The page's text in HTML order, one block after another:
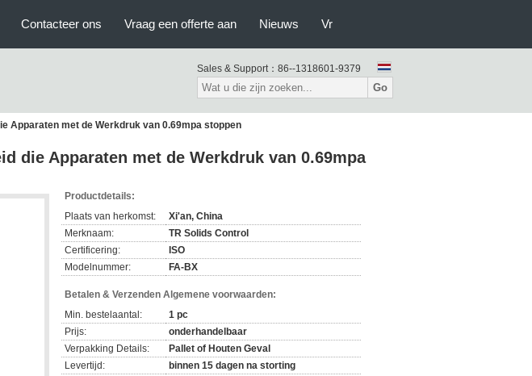
Contacteer ons Vraag een offerte aan Nieuws Vr
Sales & Support： 86--1318601-9379
Go
Apparaten met de Werkdruk van 0.69mpa stoppen
die Apparaten met de Werkdruk van 0.69mpa
Productdetails:
Plaats van herkomst:
Xi'an, China
Merknaam:
TR Solids Control
Certificering:
ISO
Modelnummer:
FA-BX
Betalen & Verzenden Algemene voorwaarden:
Min. bestelaantal:
1 pc
Prijs:
onderhandelbaar
Verpakking Details:
Pallet of Houten Geval
Levertijd:
binnen 15 dagen na storting